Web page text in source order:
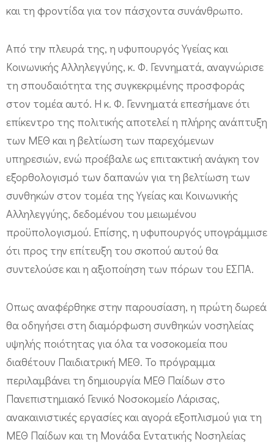
ρ
χ
ο
ς
:
Δ
ω
ρ
ε
έ
ς
γ
ι
τ
ν
α
ν
α
μ
και τη φροντίδα για τον πάσχοντα συνάνθρωπο.
Από την πλευρά της, η υφυπουργός Υγείας και
Κοινωνικής Αλληλεγγύης, κ. Φ. Γεννηματά, αναγνώρισε
τη σπουδαιότητα της συγκεκριμένης προσφοράς
στον τομέα αυτό. Η κ. Φ. Γεννηματά επεσήμανε ότι
επίκεντρο της πολιτικής αποτελεί η πλήρης ανάπτυξη
των ΜΕΘ και η βελτίωση των παρεχόμενων
υπηρεσιών, ενώ προέβαλε ως επιτακτική ανάγκη τον
εξορθολογισμό των δαπανών για τη βελτίωση των
συνθηκών στον τομέα της Υγείας και Κοινωνικής
Αλληλεγγύης, δεδομένου του μειωμένου
προϋπολογισμού. Επίσης, η υφυπουργός υπογράμμισε
ότι προς την επίτευξη του σκοπού αυτού θα
συντελούσε και η αξιοποίηση των πόρων του ΕΣΠΑ.
Οπως αναφέρθηκε στην παρουσίαση, η πρώτη δωρεά
θα οδηγήσει στη διαμόρφωση συνθηκών νοσηλείας
υψηλής ποιότητας για όλα τα νοσοκομεία που
διαθέτουν Παιδιατρική ΜΕΘ. Το πρόγραμμα
περιλαμβάνει τη δημιουργία ΜΕΘ Παίδων στο
Πανεπιστημιακό Γενικό Νοσοκομείο Λάρισας,
ανακαινιστικές εργασίες και αγορά εξοπλισμού για τη
ΜΕΘ Παίδων και τη Μονάδα Εντατικής Νοσηλείας